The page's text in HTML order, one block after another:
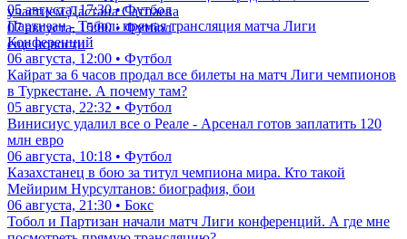
участием Дастана Сатпаева
07 августа, 15:00 • Футбол
еще новости
05 августа, 17:30 • Футбол
Партизан - Тобол: прямая трансляция матча Лиги
Конференций
06 августа, 12:00 • Футбол
Кайрат за 6 часов продал все билеты на матч Лиги чемпионов
в Туркестане. А почему там?
05 августа, 22:32 • Футбол
Винисиус удалил все о Реале - Арсенал готов заплатить 120
млн евро
06 августа, 10:18 • Футбол
Казахстанец в бою за титул чемпиона мира. Кто такой
Мейирим Нурсултанов: биография, бои
06 августа, 21:30 • Бокс
Тобол и Партизан начали матч Лиги конференций. А где мне